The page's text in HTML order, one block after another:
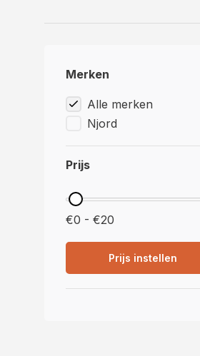
Merken
Alle merken
Njord
Prijs
€0 - €20
Prijs instellen